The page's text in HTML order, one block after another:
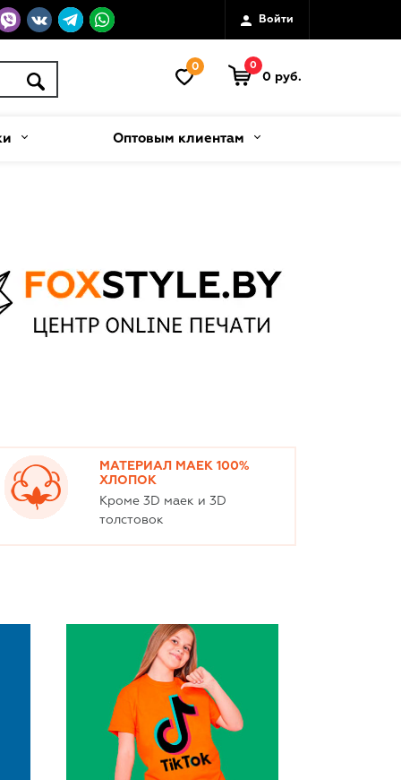
Войти
0 0
0 руб.
Оптовым клиентам
МАТЕРИАЛ МАЕК 100%
ХЛОПОК
Кроме 3D маек и 3D
толстовок